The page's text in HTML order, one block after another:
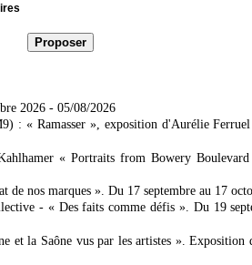
2026 - 05/08/2026
: « Ramasser », exposition d'Aurélie
« Portraits from Bowery
nos marques ». Du 17 septembre au 17
- « Des faits comme défis ». Du 19
la Saône vus par les artistes ». Exposition